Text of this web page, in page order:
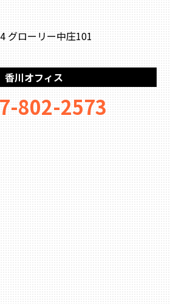
グローリー中庄101
香川オフィス
802-2573